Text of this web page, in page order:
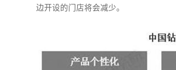
边开设的门店将会减少。